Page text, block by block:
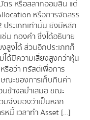
ตร หรือสลากออมสิน แต่
หรือการจัดสรร
ระเภทเท่านั้น ยังมีหลัก
น ทองคำ ซึ่งได้อธิบาย
สูงได้ ส่วนอีกประเภทก็
ได้มีความเสี่ยงสูงกว่าหุ้น
รือว่า ทรัสต์เพื่อการ
ณะของการเก็บกินค่า
นข้างสม่ำเสมอ ขณะ
มจึงมองว่าเป็นหลัก
หนี้ เวลาทำ Asset […]